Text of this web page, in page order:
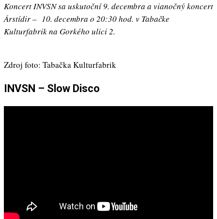
Koncert INVSN sa uskutoční 9. decembra a vianočný koncert
Árstídir – 10. decembra o 20:30 hod. v Tabačke
Kulturfabrik na Gorkého ulici 2.
Zdroj foto: Tabačka Kulturfabrik
INVSN – Slow Disco